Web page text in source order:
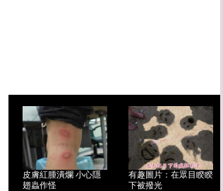
皮膚紅腫潰爛 小心隱
翅蟲作怪
有趣圖片：在眾目睽睽
下被撥光